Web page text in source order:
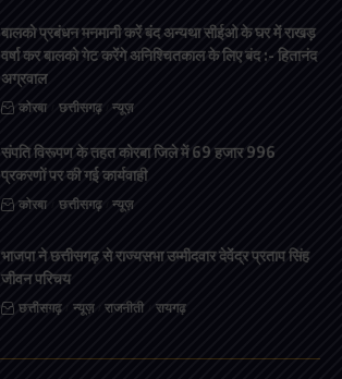
बालको प्रबंधन मनमानी करें बंद अन्यथा सीईओ के घर में राखड़
वर्षा कर बालको गेट करेंगे अनिश्चितकाल के लिए बंद :- हितानंद
अग्रवाल
कोरबा छत्तीसगढ़ न्यूज़
संपति विरूपण के तहत कोरबा जिले में 69 हजार 996
प्रकरणों पर की गई कार्यवाही
कोरबा छत्तीसगढ़ न्यूज़
भाजपा ने छत्तीसगढ़ से राज्यसभा उम्मीदवार देवेंद्र प्रताप सिंह
जीवन परिचय
छत्तीसगढ़ न्यूज़ राजनीती रायगढ़